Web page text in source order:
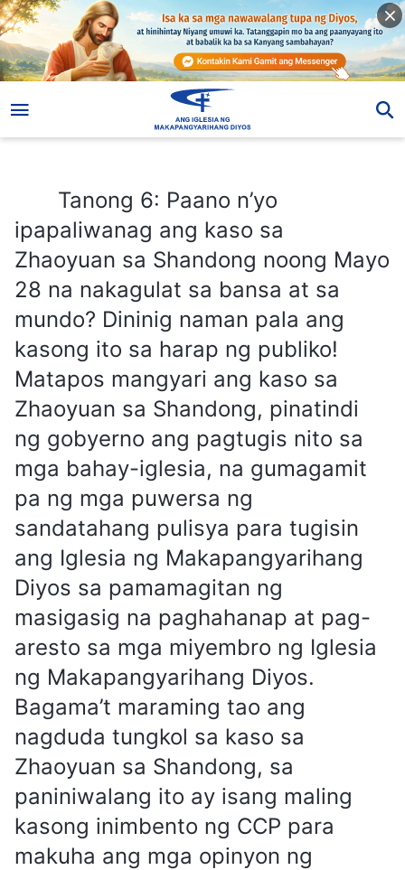
Tanong 6: Paano n’yo
ipapaliwanag ang kaso sa
Zhaoyuan sa Shandong noong Mayo
28 na nakagulat sa bansa at sa
mundo? Dininig naman pala ang
kasong ito sa harap ng publiko!
Matapos mangyari ang kaso sa
Zhaoyuan sa Shandong, pinatindi
ng gobyerno ang pagtugis nito sa
mga bahay-iglesia, na gumagamit
pa ng mga puwersa ng
sandatahang pulisya para tugisin
ang Iglesia ng Makapangyarihang
Diyos sa pamamagitan ng
masigasig na paghahanap at pag-
aresto sa mga miyembro ng Iglesia
ng Makapangyarihang Diyos.
Bagama’t maraming tao ang
nagduda tungkol sa kaso sa
Zhaoyuan sa Shandong, sa
paniniwalang ito ay isang maling
kasong inimbento ng CCP para
makuha ang mga opinyon ng